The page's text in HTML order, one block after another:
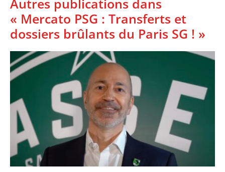
Autres publications dans
« Mercato PSG : Transferts et
dossiers brûlants du Paris SG ! »